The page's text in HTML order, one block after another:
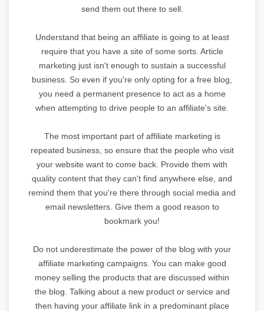
send them out there to sell.
Understand that being an affiliate is going to at least
require that you have a site of some sorts. Article
marketing just isn't enough to sustain a successful
business. So even if you're only opting for a free blog,
you need a permanent presence to act as a home
when attempting to drive people to an affiliate's site.
The most important part of affiliate marketing is
repeated business, so ensure that the people who visit
your website want to come back. Provide them with
quality content that they can't find anywhere else, and
remind them that you're there through social media and
email newsletters. Give them a good reason to
bookmark you!
Do not underestimate the power of the blog with your
affiliate marketing campaigns. You can make good
money selling the products that are discussed within
the blog. Talking about a new product or service and
then having your affiliate link in a predominant place